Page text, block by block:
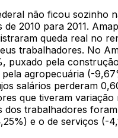
não ficou sozinho
de 2010 para 2011.
queda real no
trabalhadores. No
puxado pela
pela agropecuária (-
salários perderam
que tiveram variação
dos trabalhadores
e o de serviços (-